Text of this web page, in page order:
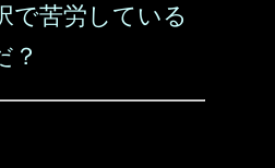
で苦労している
？